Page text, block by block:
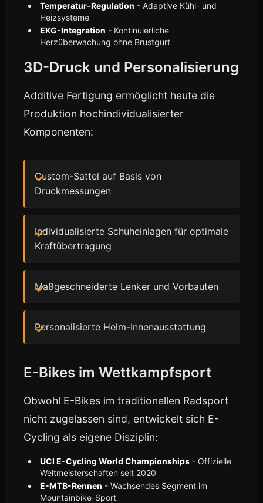
Temperatur-Regulation - Adaptive Kühl- und
Heizsysteme
EKG-Integration - Kontinuierliche
Herzüberwachung ohne Brustgurt
3D-Druck und Personalisierung
Additive Fertigung ermöglicht heute die
Produktion hochindividualisierter
Komponenten:
Custom-Sattel auf Basis von
Druckmessungen
Individualisierte Schuheinlagen für optimale
Kraftübertragung
Maßgeschneiderte Lenker und Vorbauten
Personalisierte Helm-Innenausstattung
E-Bikes im Wettkampfsport
Obwohl E-Bikes im traditionellen Radsport
nicht zugelassen sind, entwickelt sich E-
Cycling als eigene Disziplin:
UCI E-Cycling World Championships - Offizielle
Weltmeisterschaften seit 2020
E-MTB-Rennen - Wachsendes Segment im
Mountainbike-Sport